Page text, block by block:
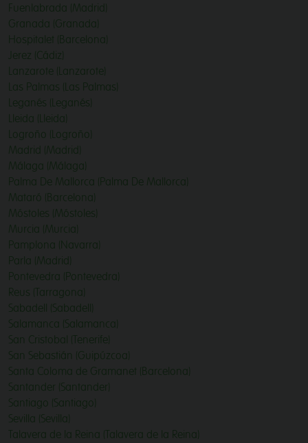
Fuenlabrada (Madrid)
Granada (Granada)
Hospitalet (Barcelona)
Jerez (Cádiz)
Lanzarote (Lanzarote)
Las Palmas (Las Palmas)
Leganés (Leganés)
Lleida (Lleida)
Logroño (Logroño)
Madrid (Madrid)
Málaga (Málaga)
Palma De Mallorca (Palma De Mallorca)
Mataró (Barcelona)
Móstoles (Móstoles)
Murcia (Murcia)
Pamplona (Navarra)
Parla (Madrid)
Pontevedra (Pontevedra)
Reus (Tarragona)
Sabadell (Sabadell)
Salamanca (Salamanca)
San Cristobal (Tenerife)
San Sebastián (Guipúzcoa)
Santa Coloma de Gramanet (Barcelona)
Santander (Santander)
Santiago (Santiago)
Sevilla (Sevilla)
Talavera de la Reina (Talavera de la Reina)